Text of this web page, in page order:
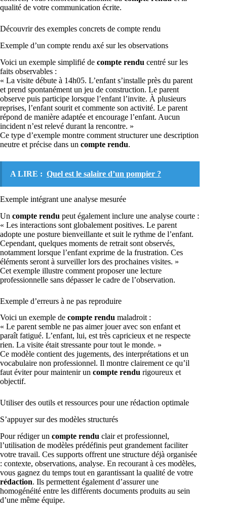
qualité de votre communication écrite.
Découvrir des exemples concrets de compte rendu
Exemple d’un compte rendu axé sur les observations
Voici un exemple simplifié de compte rendu centré sur les
faits observables :
« La visite débute à 14h05. L’enfant s’installe près du parent
et prend spontanément un jeu de construction. Le parent
observe puis participe lorsque l’enfant l’invite. À plusieurs
reprises, l’enfant sourit et commente son activité. Le parent
répond de manière adaptée et encourage l’enfant. Aucun
incident n’est relevé durant la rencontre. »
Ce type d’exemple montre comment structurer une description
neutre et précise dans un compte rendu.
A LIRE : Quel est le salaire d’un pompier ?
Exemple intégrant une analyse mesurée
Un compte rendu peut également inclure une analyse courte :
« Les interactions sont globalement positives. Le parent
adopte une posture bienveillante et suit le rythme de l’enfant.
Cependant, quelques moments de retrait sont observés,
notamment lorsque l’enfant exprime de la frustration. Ces
éléments seront à surveiller lors des prochaines visites. »
Cet exemple illustre comment proposer une lecture
professionnelle sans dépasser le cadre de l’observation.
Exemple d’erreurs à ne pas reproduire
Voici un exemple de compte rendu maladroit :
« Le parent semble ne pas aimer jouer avec son enfant et
paraît fatigué. L’enfant, lui, est très capricieux et ne respecte
rien. La visite était stressante pour tout le monde. »
Ce modèle contient des jugements, des interprétations et un
vocabulaire non professionnel. Il montre clairement ce qu’il
faut éviter pour maintenir un compte rendu rigoureux et
objectif.
Utiliser des outils et ressources pour une rédaction optimale
S’appuyer sur des modèles structurés
Pour rédiger un compte rendu clair et professionnel,
l’utilisation de modèles prédéfinis peut grandement faciliter
votre travail. Ces supports offrent une structure déjà organisée
: contexte, observations, analyse. En recourant à ces modèles,
vous gagnez du temps tout en garantissant la qualité de votre
rédaction. Ils permettent également d’assurer une
homogénéité entre les différents documents produits au sein
d’une même équipe.